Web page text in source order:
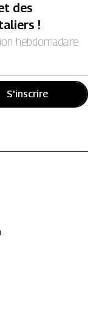
des
!
hebdomadaire.
S'inscrire